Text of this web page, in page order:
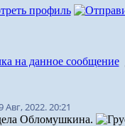
Авг, 2022. 20:21
Обломушкина.